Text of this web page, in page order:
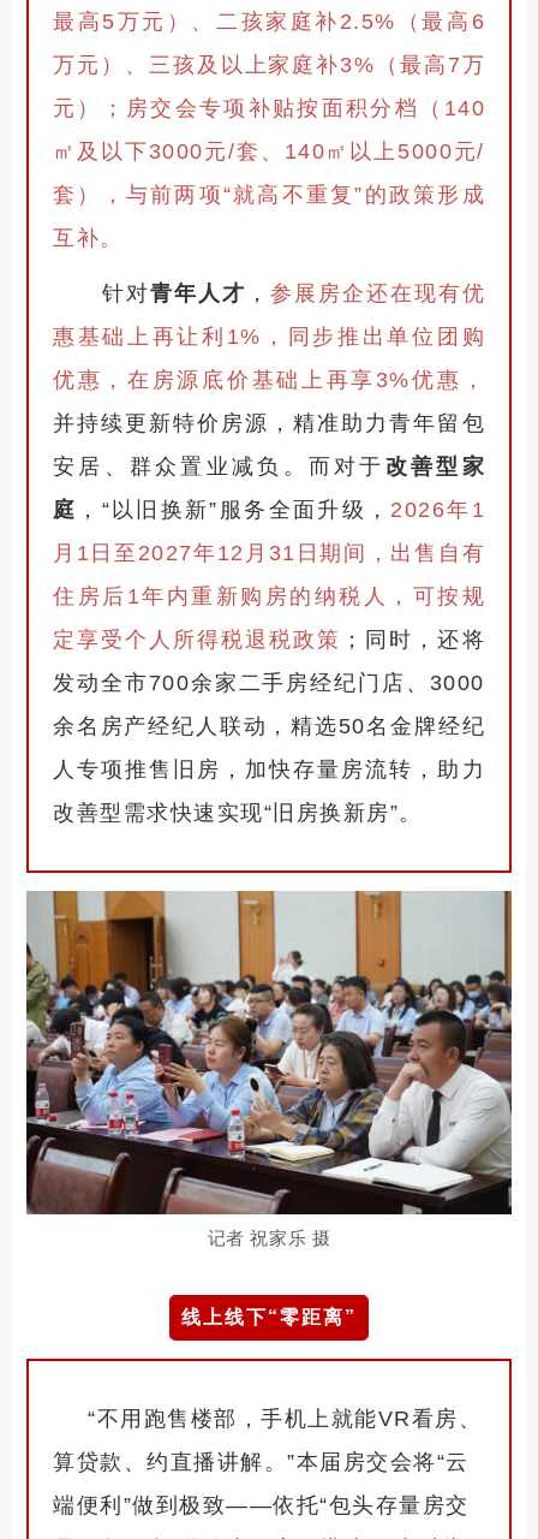
最高5万元）、二孩家庭补2.5%（最高6
万元）、三孩及以上家庭补3%（最高7万
元）；房交会专项补贴按面积分档（140
㎡及以下3000元/套、140㎡以上5000元/
套），与前两项“就高不重复”的政策形成
互补。
针对青年人才 ， 参展房企还在现有优
惠基础上再让利1%，同步推出单位团购
优惠，在房源底价基础上再享3%优惠，
并持续更新特价房源，精准助力青年留包
安居、群众置业减负。而对于 改善型家
庭 ， “以旧换新”服务全面升级， 2026年1
月1日至2027年12月31日期间，出售自有
住房后1年内重新购房的纳税人，可按规
定享受个人所得税退税政策 ；同时，还将
发动全市700余家二手房经纪门店、3000
余名房产经纪人联动，精选50名金牌经纪
人专项推售旧房，加快存量房流转，助力
改善型需求快速实现“旧房换新房”。
记者 祝家乐 摄
线上线下“零距离”
“不用跑售楼部，手机上就能VR看房、
算贷款、约直播讲解。”本届房交会将“云
端便利”做到极致——依托“包头存量房交